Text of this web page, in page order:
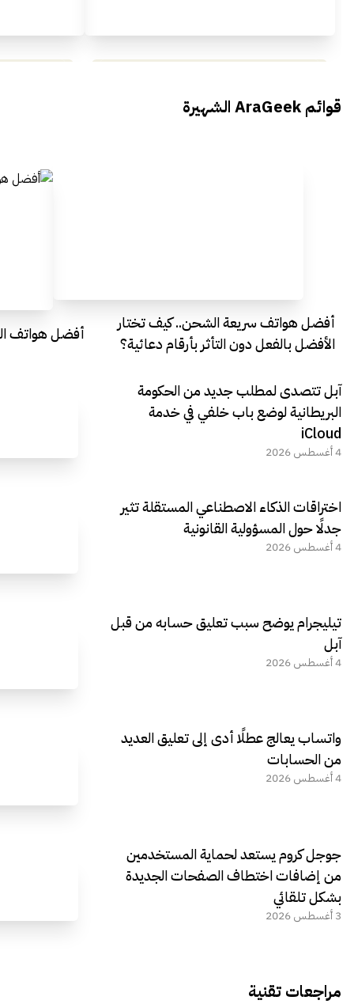
Everything Egypt
قوائم AraGeek الشهيرة
أفضل هواتف سريعة الشحن.. كيف تختار
الأفضل بالفعل دون التأثر بأرقام دعائية؟
أفضل هواتف
آبل تتصدى لمطلب جديد من الحكومة
البريطانية لوضع باب خلفي في خدمة
iCloud
4 أغسطس 2026
اختراقات الذكاء الاصطناعي المستقلة تثير
جدلًا حول المسؤولية القانونية
4 أغسطس 2026
تيليجرام يوضح سبب تعليق حسابه من قبل
آبل
4 أغسطس 2026
واتساب يعالج عطلًا أدى إلى تعليق العديد
من الحسابات
4 أغسطس 2026
جوجل كروم يستعد لحماية المستخدمين
من إضافات اختطاف الصفحات الجديدة
بشكل تلقائي
3 أغسطس 2026
مراجعات تقنية